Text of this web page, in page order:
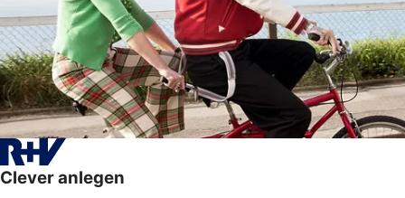
Clever anlegen